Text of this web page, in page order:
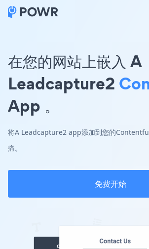
在您的网站上嵌入 A
Leadcapture2
App 。
将A Leadcapture2 app添加到您的
痛。
免费开始